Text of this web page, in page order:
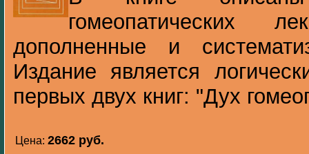
гомеопатических
дополненные и
Издание является
первых двух книг: "Дух
Цена: 2662 pуб.